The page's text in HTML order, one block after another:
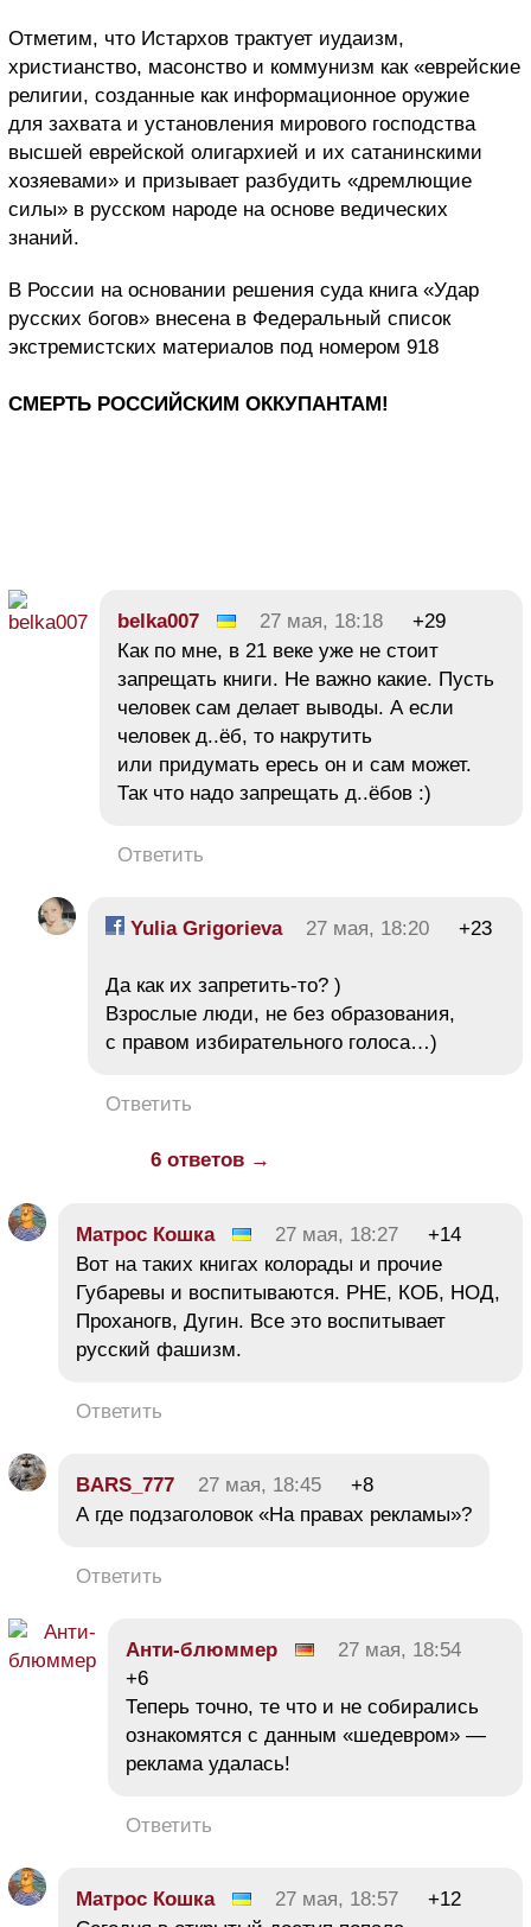
Отметим, что Истархов трактует иудаизм,
христианство, масонство и коммунизм как «еврейские
религии, созданные как информационное оружие
для захвата и установления мирового господства
высшей еврейской олигархией и их сатанинскими
хозяевами» и призывает разбудить «дремлющие
силы» в русском народе на основе ведических
знаний.
В России на основании решения суда книга «Удар
русских богов» внесена в Федеральный список
экстремистских материалов под номером 918
СМЕРТЬ РОССИЙСКИМ ОККУПАНТАМ!
belka007 27 мая, 18:18
+29
Как по мне, в 21 веке уже не стоит
запрещать книги. Не важно какие. Пусть
человек сам делает выводы. А если
человек д..ёб, то накрутить
или придумать ересь он и сам может.
Так что надо запрещать д..ёбов :)
Ответить
Yulia Grigorieva 27 мая, 18:20 +23
Да как их запретить-то? )
Взрослые люди, не без образования,
с правом избирательного голоса…)
Ответить
6 ответов →
Матрос Кошка 27 мая, 18:27
+14
Вот на таких книгах колорады и прочие
Губаревы и воспитываются. РНЕ, КОБ, НОД,
Проханогв, Дугин. Все это воспитывает
русский фашизм.
Ответить
BARS_777 27 мая, 18:45
+8
А где подзаголовок «На правах рекламы»?
Ответить
Анти-блюммер
27 мая, 18:54
+6
Теперь точно, те что и не собирались
ознакомятся с данным «шедевром» —
реклама удалась!
Ответить
Матрос Кошка 27 мая, 18:57
+12